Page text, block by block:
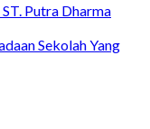
Putra Dharma
Sekolah Yang